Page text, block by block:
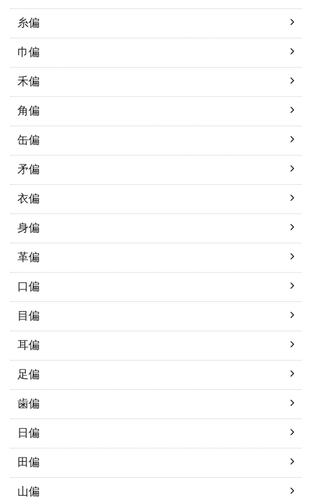
糸偏
巾偏
禾偏
角偏
缶偏
矛偏
衣偏
身偏
革偏
口偏
目偏
耳偏
足偏
歯偏
日偏
田偏
山偏